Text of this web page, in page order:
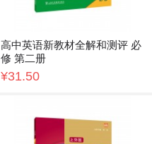
高中英语新教材全解和测评 必
修 第二册
¥31.50